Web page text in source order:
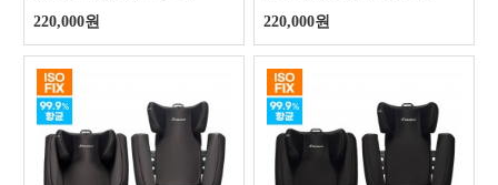
220,000원
220,000원